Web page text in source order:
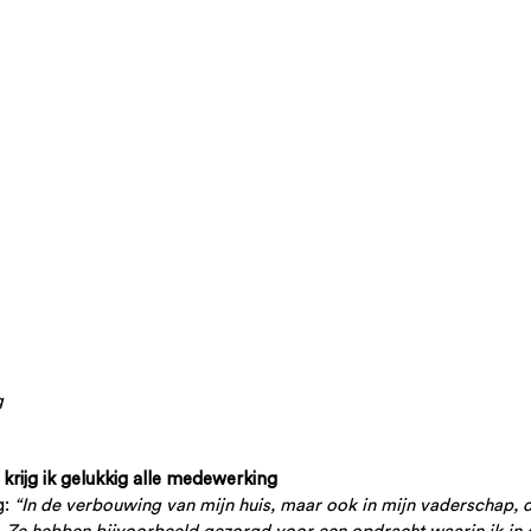
ik gelukkig alle medewerking
“In de verbouwing van mijn huis, maar ook in mijn